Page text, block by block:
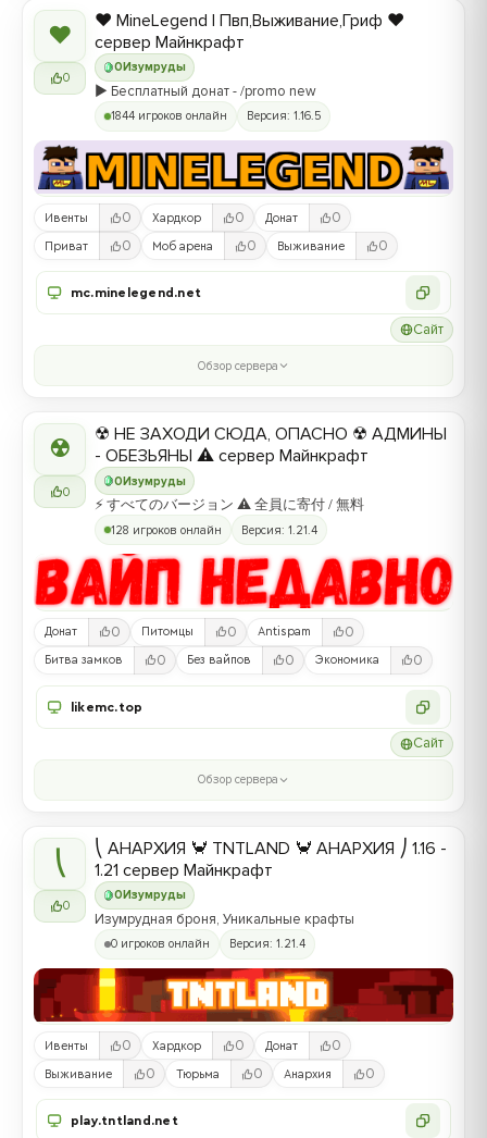
❤
0
0 Изумруды
❤️ MineLegend | Пвп,Выживание,Гриф ❤️
сервер Майнкрафт
▶️ Бесплатный донат - /promo new
1844 игроков онлайн Версия: 1.16.5
Ивенты 0 Хардкор 0 Донат 0
Приват 0 Моб арена 0 Выживание 0
mc.minelegend.net
Сайт
Обзор сервера
☢
0
0Изумруды
☢ НЕ ЗАХОДИ СЮДА, ОПАСНО ☢ АДМИНЫ
- ОБЕЗЬЯНЫ ⚠ сервер Майнкрафт
⚡ すべてのバージョン ⚠ 全員に寄付 / 無料
128 игроков онлайн Версия: 1.21.4
Донат 0 Питомцы 0 Antispam 0
Битва замков 0 Без вайпов 0 Экономика 0
likemc.top
Сайт
Обзор сервера
⎝
0
0 Изумруды
⎝ АНАРХИЯ 🦀 TNTLAND 🦀 АНАРХИЯ ⎠ 1.16 -
1.21 сервер Майнкрафт
Изумрудная броня, Уникальные крафты
0 игроков онлайн Версия: 1.21.4
Ивенты 0 Хардкор 0 Донат 0
Выживание 0 Тюрьма 0 Анархия 0
play.tntland.net